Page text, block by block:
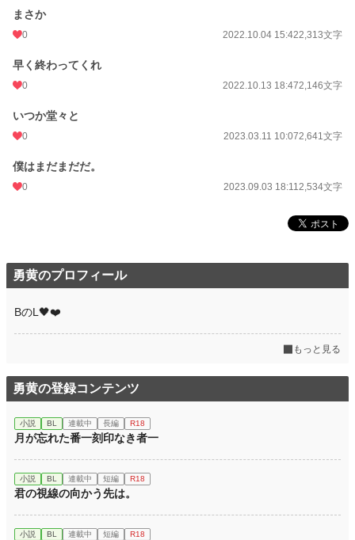
まさか
0 2022.10.04 15:422,313文字
早く終わってくれ
0 2022.10.13 18:472,146文字
いつか堂々と
0 2023.03.11 10:072,641文字
僕はまだまだだ。
0 2023.09.03 18:112,534文字
勇黄のプロフィール
BのL🖤❤️
もっと見る
勇黄の登録コンテンツ
小説 BL 連載中 長編 R18
月が忘れた番一刻印なき者一
小説 BL 連載中 短編 R18
君の視線の向かう先は。
小説 BL 連載中 短編 R18